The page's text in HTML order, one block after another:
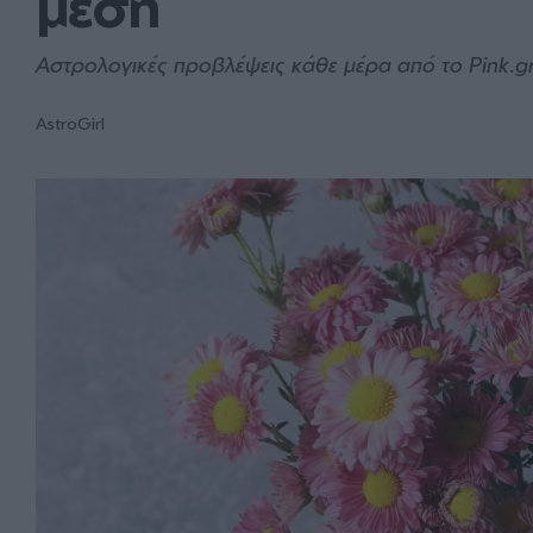
Αστρολογικές προβλέψεις κάθε μέρα από το
AstroGirl